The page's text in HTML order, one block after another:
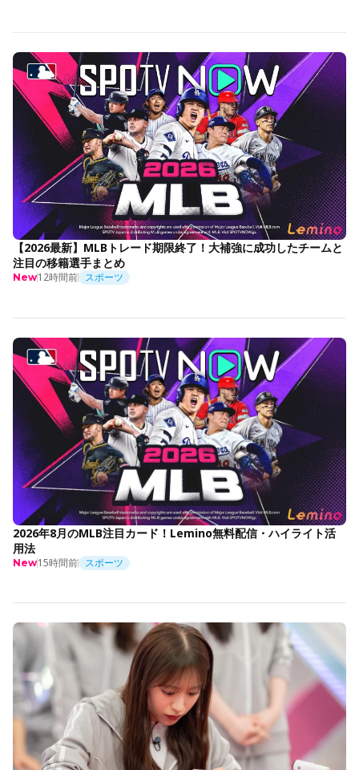
【2026最新】MLBトレード期限終了！大補強に成功したチームと
注目の移籍選手まとめ
New12時間前 スポーツ
2026年8月のMLB注目カード！Lemino無料配信・ハイライト活
用法
New15時間前 スポーツ